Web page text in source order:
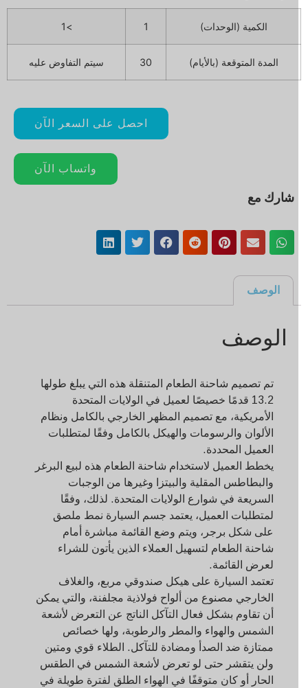
الكمية (الوحدات)
المدة المتوقعة (بالأيام) 30 سيتم التفاوض عليه
احصل على السعر الآن
واتساب الآن
شارك مع
الوصف
الوصف
تم تصميم شاحنة الطعام المتنقلة هذه التي يبلغ طولها
13.2 قدمًا خصيصًا لعميل في الولايات المتحدة
الأمريكية، مع تصميم المظهر الخارجي بالكامل ونظام
الألوان والرسومات والهيكل بالكامل وفقًا لمتطلبات
العميل المحددة.
يخطط العميل لاستخدام شاحنة الطعام هذه لبيع البرغر
والبطاطس المقلية والبيتزا وغيرها من الوجبات
السريعة في شوارع الولايات المتحدة. لذلك، وفقًا
لمتطلبات العميل، يعتمد جسم السيارة نمط ملصق
على شكل برجر، ويتم وضع القائمة مباشرة أمام
شاحنة الطعام لتسهيل العملاء الذين يأتون للشراء
لعرض القائمة.
تعتمد السيارة على هيكل صندوقي مربع، والغلاف
الخارجي مصنوع من ألواح فولاذية مجلفنة، والتي يمكن
أن تقاوم بشكل فعال التآكل الناتج عن التعرض لأشعة
الشمس والهواء والمطر والرطوبة، ولها خصائص
ممتازة ضد الصدأ ومضادة للتآكل. الطلاء قوي ومتين
ولن يتقشر حتى لو تعرض لأشعة الشمس في الطقس
الحار أو كان متوقفًا في الهواء الطلق لفترة طويلة في